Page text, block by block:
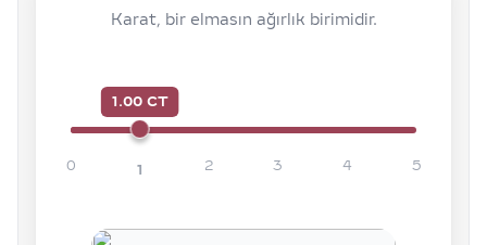
Karat, bir elmasın ağırlık birimidir.
1.00 CT
0 1 2 3 4 5